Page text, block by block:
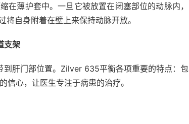
在薄护套中。一旦它被放置在闭塞部位的动脉内，
自身附着在壁上来保持动脉开放。
支架
肝门部位置。Zilver 635平衡各项重要的特点：包
信心，让医生专注于病患的治疗。